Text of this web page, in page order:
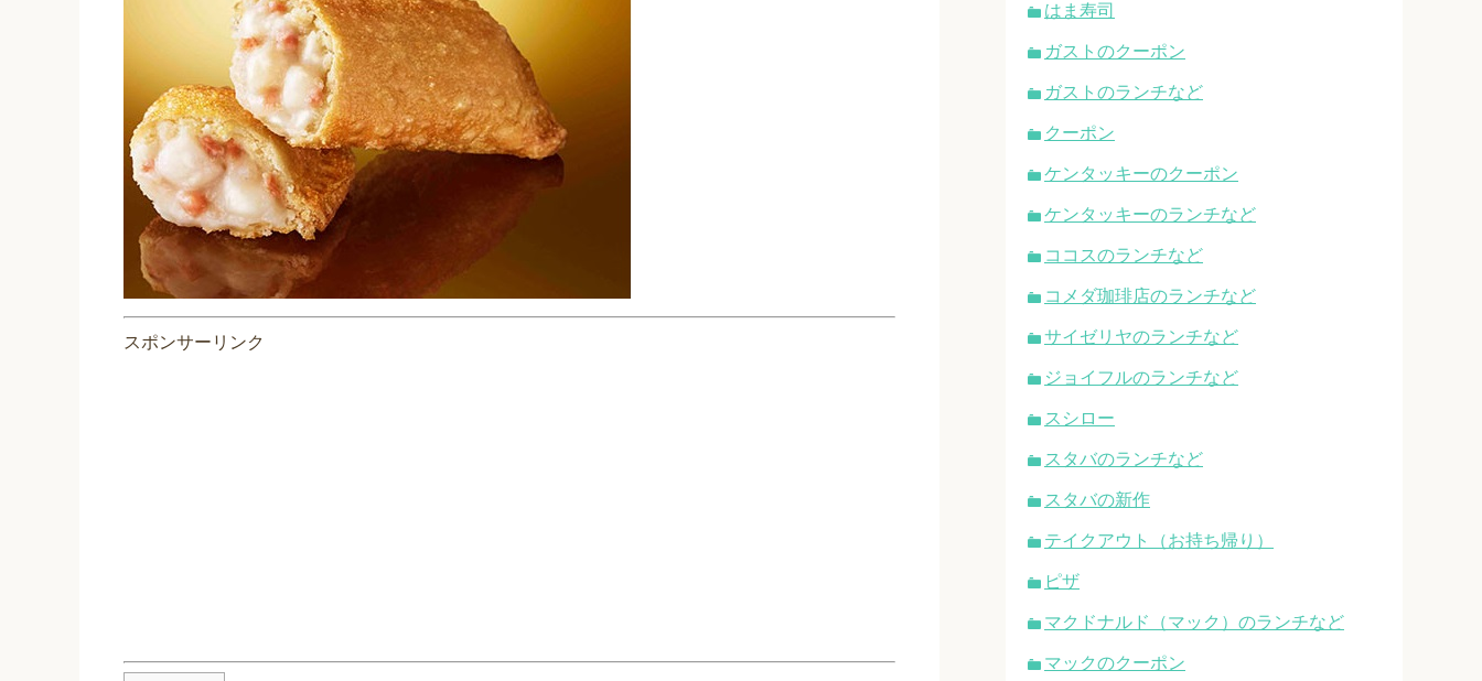
スポンサーリンク
はま寿司
ガストのクーポン
ガストのランチなど
クーポン
ケンタッキーのクーポン
ケンタッキーのランチなど
ココスのランチなど
コメダ珈琲店のランチなど
サイゼリヤのランチなど
ジョイフルのランチなど
スシロー
スタバのランチなど
スタバの新作
テイクアウト（お持ち帰り）
ピザ
マクドナルド（マック）のランチなど
マックのクーポン